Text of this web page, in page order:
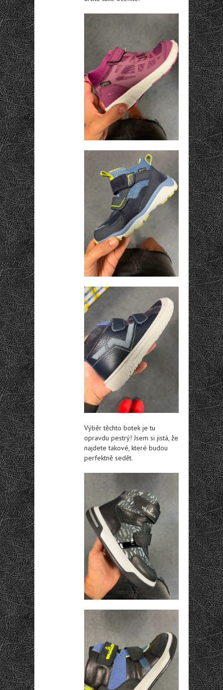
Výběr těchto botek je tu
opravdu pestrý! Jsem si jistá, že
najdete takové, které budou
perfektně sedět.